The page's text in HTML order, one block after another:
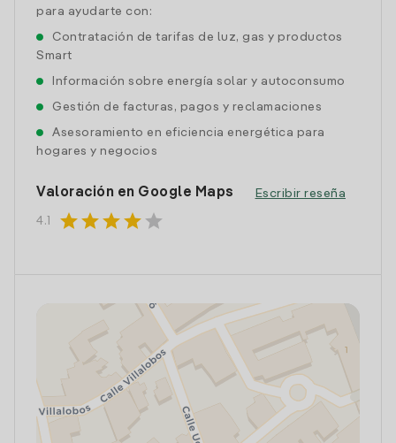
para ayudarte con:
Contratación de tarifas de luz, gas y productos
Smart
Información sobre energía solar y autoconsumo
Gestión de facturas, pagos y reclamaciones
Asesoramiento en eficiencia energética para
hogares y negocios
Valoración en Google Maps
4.1 starstarstarstar star
Escribir reseña